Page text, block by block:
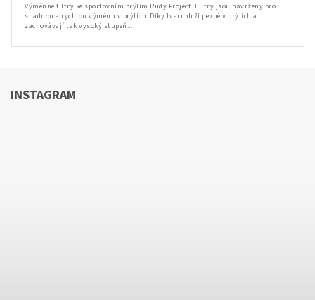
Výměnné filtry ke sportovním brýlím Rudy Project. Filtry jsou navrženy pro
snadnou a rychlou výměnu v brýlích. Díky tvaru drží pevně v brýlích a
zachovávají tak vysoký stupeň...
INSTAGRAM